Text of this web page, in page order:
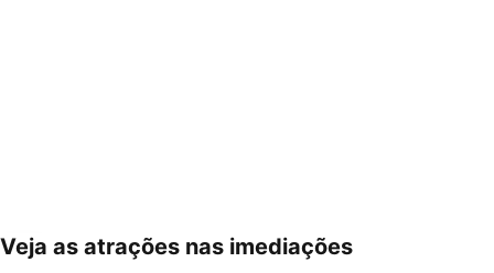
Ampliar mapa
Veja as atrações nas imediações